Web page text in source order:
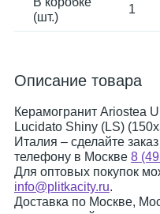
(шт.)
1
Описание товара
Керамогранит Ariostea
Lucidato Shiny (LS)
Италия – сделайте
телефону в Москве 8
Для оптовых покупок
info@plitkacity.ru.
Доставка по Москве,